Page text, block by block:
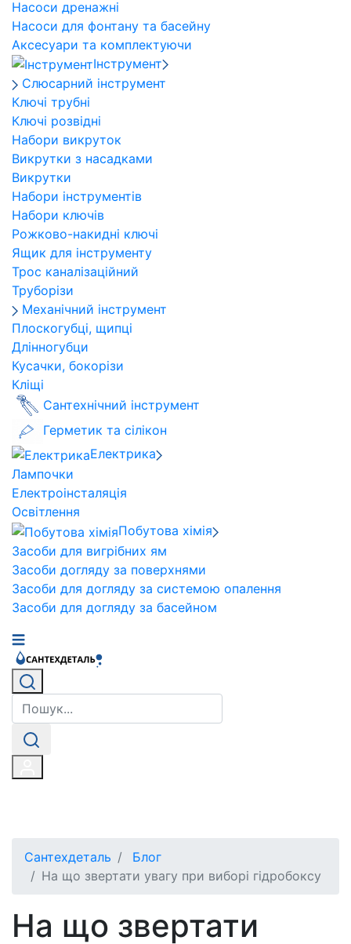
Насоси дренажні
Насоси для фонтану та басейну
Аксесуари та комплектуючи
Інструмент
Слюсарний інструмент
Ключі трубні
Ключі розвідні
Набори викруток
Викрутки з насадками
Викрутки
Набори інструментів
Набори ключів
Рожково-накидні ключі
Ящик для інструменту
Трос каналізаційний
Труборізи
Механічний інструмент
Плоскогубці, щипці
Длінногубци
Кусачки, бокорізи
Кліщі
Сантехнічний інструмент
Герметик та сілікон
Електрика
Лампочки
Електроінсталяція
Освітлення
Побутова хімія
Засоби для вигрібних ям
Засоби догляду за поверхнями
Засоби для догляду за системою опалення
Засоби для догляду за басейном
Сантехдеталь
Блог
На що звертати увагу при виборі гідробоксу
На що звертати